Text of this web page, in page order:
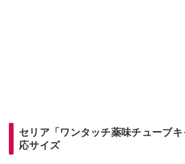
セリア「ワンタッチ薬味チューブ
応サイズ